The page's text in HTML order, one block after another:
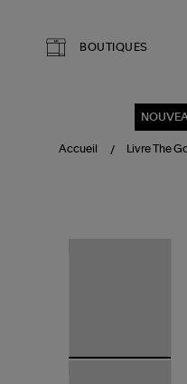
BOUTIQUES
Accueil Livre The